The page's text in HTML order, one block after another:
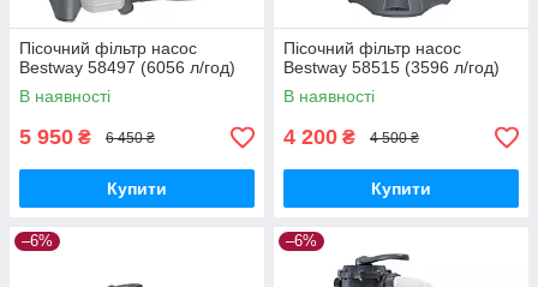
Пісочний фільтр насос
Bestway 58497 (6056 л/год)
В наявності
5 950 ₴ 6 450 ₴
Купити
Пісочний фільтр насос
Bestway 58515 (3596 л/год)
В наявності
4 200 ₴ 4 500 ₴
Купити
–6% –6%